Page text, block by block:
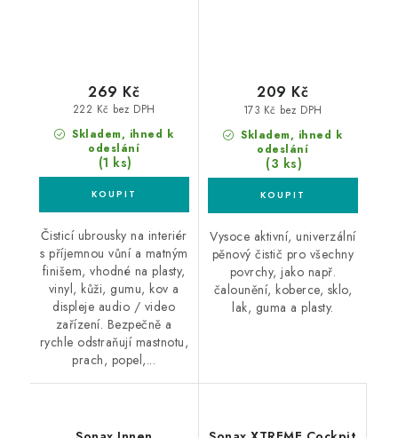
Skladem, ihned k
odeslání
(1 ks)
222 Kč bez DPH
269 Kč
Čisticí ubrousky na interiér
s příjemnou vůní a matným
finišem, vhodné na plasty,
vinyl, kůži, gumu, kov a
displeje audio / video
zařízení. Bezpečně a
rychle odstraňují mastnotu,
prach, popel,...
Skladem, ihned k
odeslání
(3 ks)
173 Kč bez DPH
209 Kč
Vysoce aktivní, univerzální
pěnový čistič pro všechny
povrchy, jako např.
čalounění, koberce, sklo,
lak, guma a plasty.